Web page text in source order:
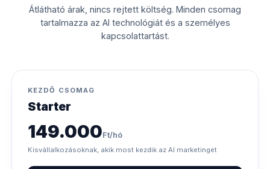
Átlátható árak, nincs rejtett költség. Minden csomag
tartalmazza az AI technológiát és a személyes
kapcsolattartást.
KEZDŐ CSOMAG
Starter
149.000Ft/hó
Kisvállalkozásoknak, akik most kezdik az AI marketinget